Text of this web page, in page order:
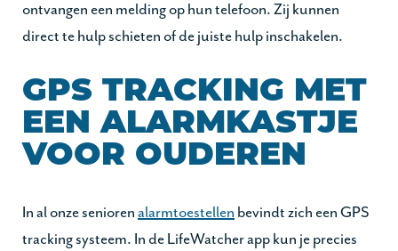
ontvangen een melding op hun telefoon. Zij kunnen
direct te hulp schieten of de juiste hulp inschakelen.
GPS TRACKING MET
EEN ALARMKASTJE
VOOR OUDEREN
In al onze senioren alarmtoestellen bevindt zich een GPS
tracking systeem. In de LifeWatcher app kun je precies